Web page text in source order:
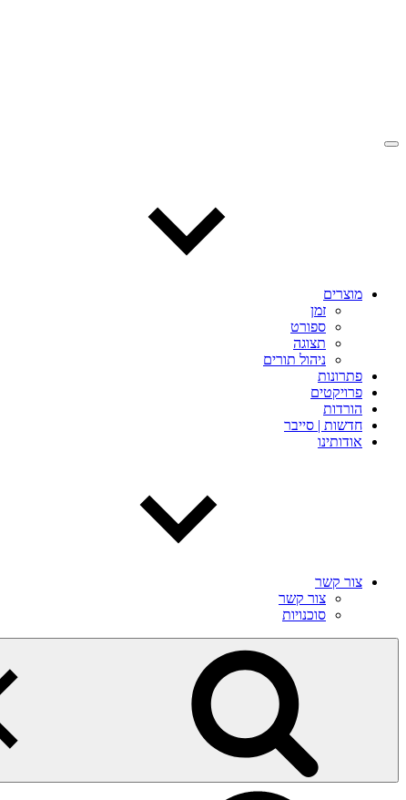
מוצרים
זמן
ספורט
תצוגה
ניהול תורים
פתרונות
פרויקטים
הורדות
חדשות | סייבר
אודותינו
צור קשר
צור קשר
סוכנויות